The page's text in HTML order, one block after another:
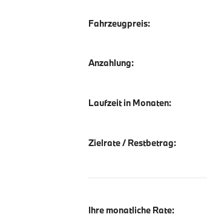
Fahrzeugpreis:
Anzahlung:
Laufzeit in Monaten:
Zielrate / Restbetrag:
Ihre monatliche Rate: